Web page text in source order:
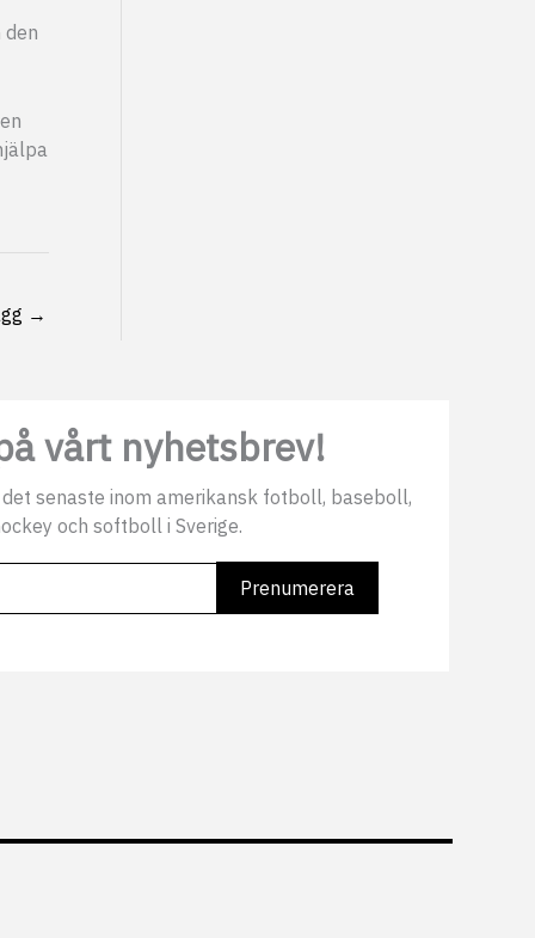
→
vårt nyhetsbrev!
senaste inom amerikansk fotboll, baseboll,
och softboll i Sverige.